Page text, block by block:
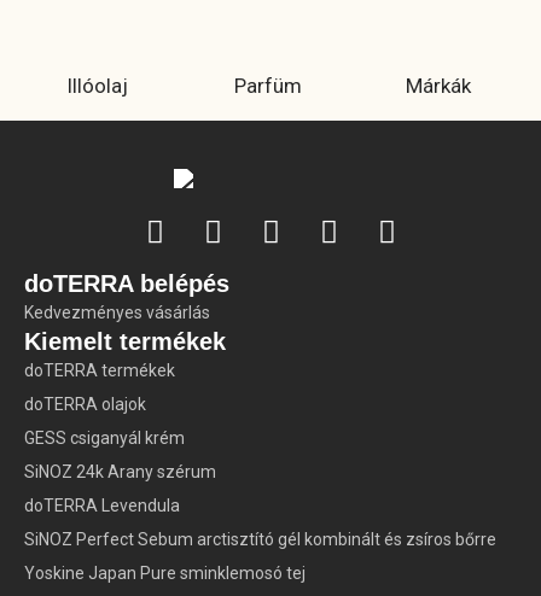
Illóolaj Parfüm Márkák
doTERRA belépés
Kedvezményes vásárlás
Kiemelt termékek
doTERRA termékek
doTERRA olajok
GESS csiganyál krém
SiNOZ 24k Arany szérum
doTERRA Levendula
SiNOZ Perfect Sebum arctisztító gél kombinált és zsíros bőrre
Yoskine Japan Pure sminklemosó tej